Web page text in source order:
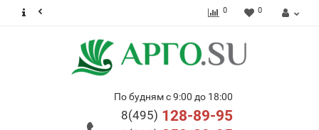
0 0
По будням с 9:00 до 18:00
8(495) 128-89-95